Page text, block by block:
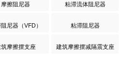
摩擦阻尼器 粘滞流体阻尼器
粘滞阻尼器
阻尼器（VFD） 粘滞阻尼器